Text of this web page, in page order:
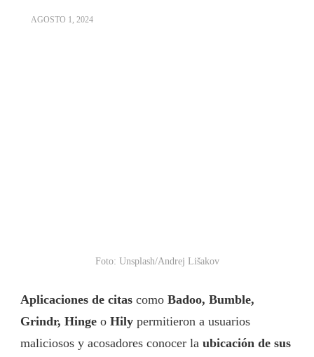
AGOSTO 1, 2024
Foto: Unsplash/Andrej Lišakov
Aplicaciones de citas como Badoo, Bumble,
Grindr, Hinge o Hily permitieron a usuarios
maliciosos y acosadores conocer la ubicación de sus